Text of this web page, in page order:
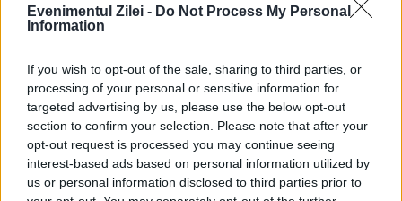
Evenimentul Zilei - Do Not Process My Personal
Information
If you wish to opt-out of the sale, sharing to third parties, or
processing of your personal or sensitive information for
targeted advertising by us, please use the below opt-out
section to confirm your selection. Please note that after your
opt-out request is processed you may continue seeing
interest-based ads based on personal information utilized by
us or personal information disclosed to third parties prior to
imagistice, consulturi, etc. Astfel, pentru
român se face o economie remarcabilă,
atât prin costul medicamentelor, cât și prin
cel al explorărilor necesare. De asemenea,
taxele, impozitele din aceste activități pot